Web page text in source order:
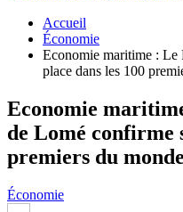
Accueil
Économie
Economie maritime : Le
place dans les 100
Economie
de Lomé confirme
premiers du monde
Économie